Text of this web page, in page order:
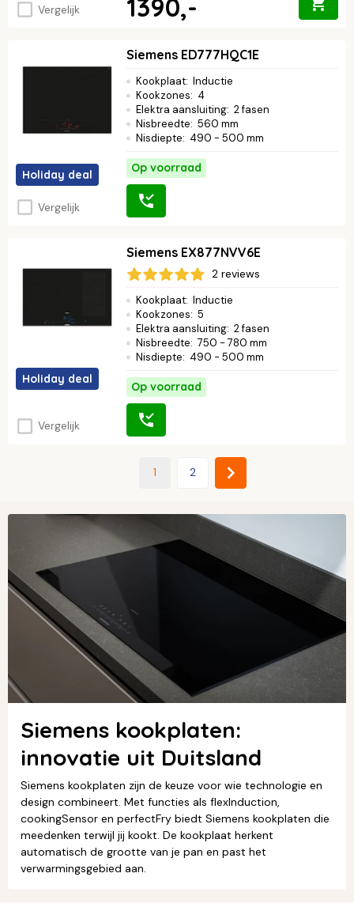
Vergelijk 1390,-
Holiday deal
Vergelijk
Siemens ED777HQC1E
Kookplaat: Inductie
Kookzones: 4
Elektra aansluiting: 2 fasen
Nisbreedte: 560 mm
Nisdiepte: 490 - 500 mm
Op voorraad
Holiday deal
Vergelijk
Siemens EX877NVV6E
2 reviews
Kookplaat: Inductie
Kookzones: 5
Elektra aansluiting: 2 fasen
Nisbreedte: 750 - 780 mm
Nisdiepte: 490 - 500 mm
Op voorraad
1 2
Siemens kookplaten:
innovatie uit Duitsland
Siemens kookplaten zijn de keuze voor wie technologie en
design combineert. Met functies als flexInduction,
cookingSensor en perfectFry biedt Siemens kookplaten die
meedenken terwijl jij kookt. De kookplaat herkent
automatisch de grootte van je pan en past het
verwarmingsgebied aan.